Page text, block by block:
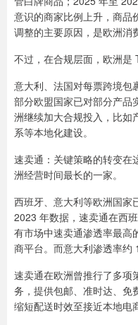
意识的商家比例上升，商品
调整的主要原因，是欧洲消
不过，在合规层面，欧洲是
意大利、法国对每票跨境包
部分欧盟国家已对部分产品
洲继续加大合规投入，比如
系等本地化建设。
速卖通：关键策略的转变在
洲经营时间最长的一家。
西班牙、意大利等欧洲国家
2023 年数据，速卖通在西
有市场中速卖通渗透率最高
商平台。而意大利渗透率约
速卖通在欧洲曾推行了多项
务，提供包邮、准时达、免
缩短配送时效至接近本地电